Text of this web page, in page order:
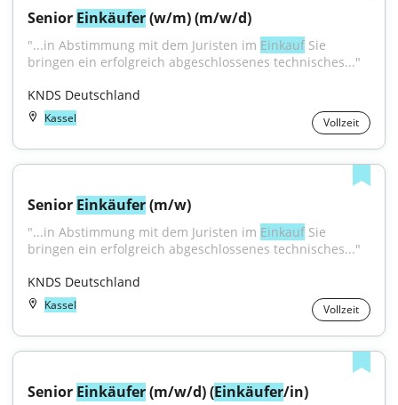
Senior Einkäufer (w/m) (m/w/d)
"...in Abstimmung mit dem Juristen im Einkauf Sie
bringen ein erfolgreich abgeschlossenes technisches..."
KNDS Deutschland
Kassel Vollzeit
Senior Einkäufer (m/w)
"...in Abstimmung mit dem Juristen im Einkauf Sie
bringen ein erfolgreich abgeschlossenes technisches..."
KNDS Deutschland
Kassel Vollzeit
Senior Einkäufer (m/w/d) (Einkäufer/in)